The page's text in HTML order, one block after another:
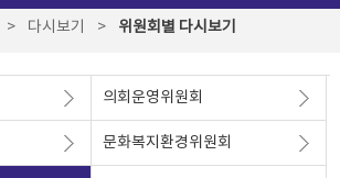
> 다시보기 > 위원회별 다시보기
의회운영위원회
문화복지환경위원회